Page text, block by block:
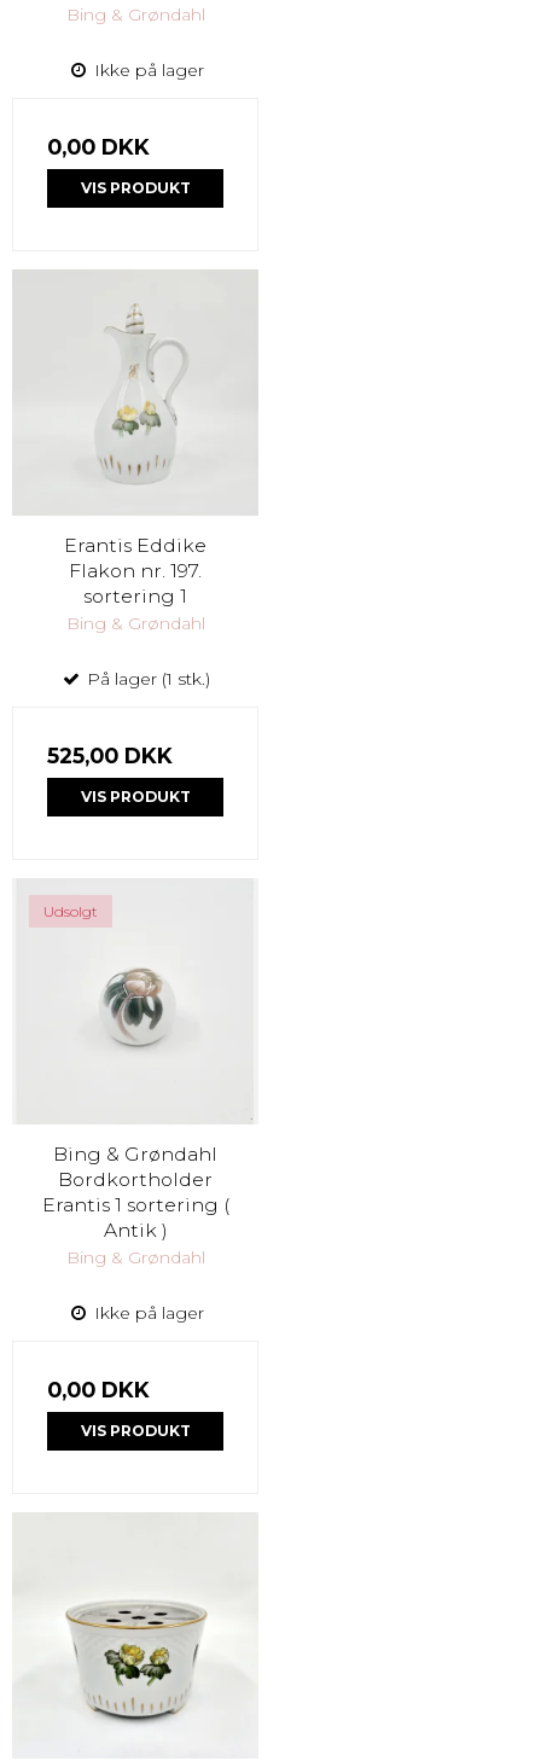
Bing & Grøndahl
Ikke på lager
0,00 DKK
VIS PRODUKT
Erantis Eddike
Flakon nr. 197.
sortering 1
Bing & Grøndahl
På lager (1 stk.)
525,00 DKK
VIS PRODUKT
Udsolgt
Bing & Grøndahl
Bordkortholder
Erantis 1 sortering (
Antik )
Bing & Grøndahl
Ikke på lager
0,00 DKK
VIS PRODUKT